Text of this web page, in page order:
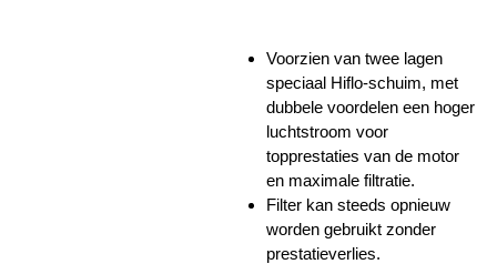
Voorzien van twee lagen
speciaal Hiflo-schuim, met
dubbele voordelen een hoger
luchtstroom voor
topprestaties van de motor
en maximale filtratie.
Filter kan steeds opnieuw
worden gebruikt zonder
prestatieverlies.